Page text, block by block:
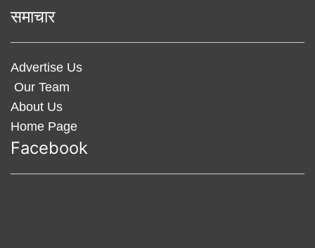
समाचार
Advertise Us
Our Team
About Us
Home Page
Facebook